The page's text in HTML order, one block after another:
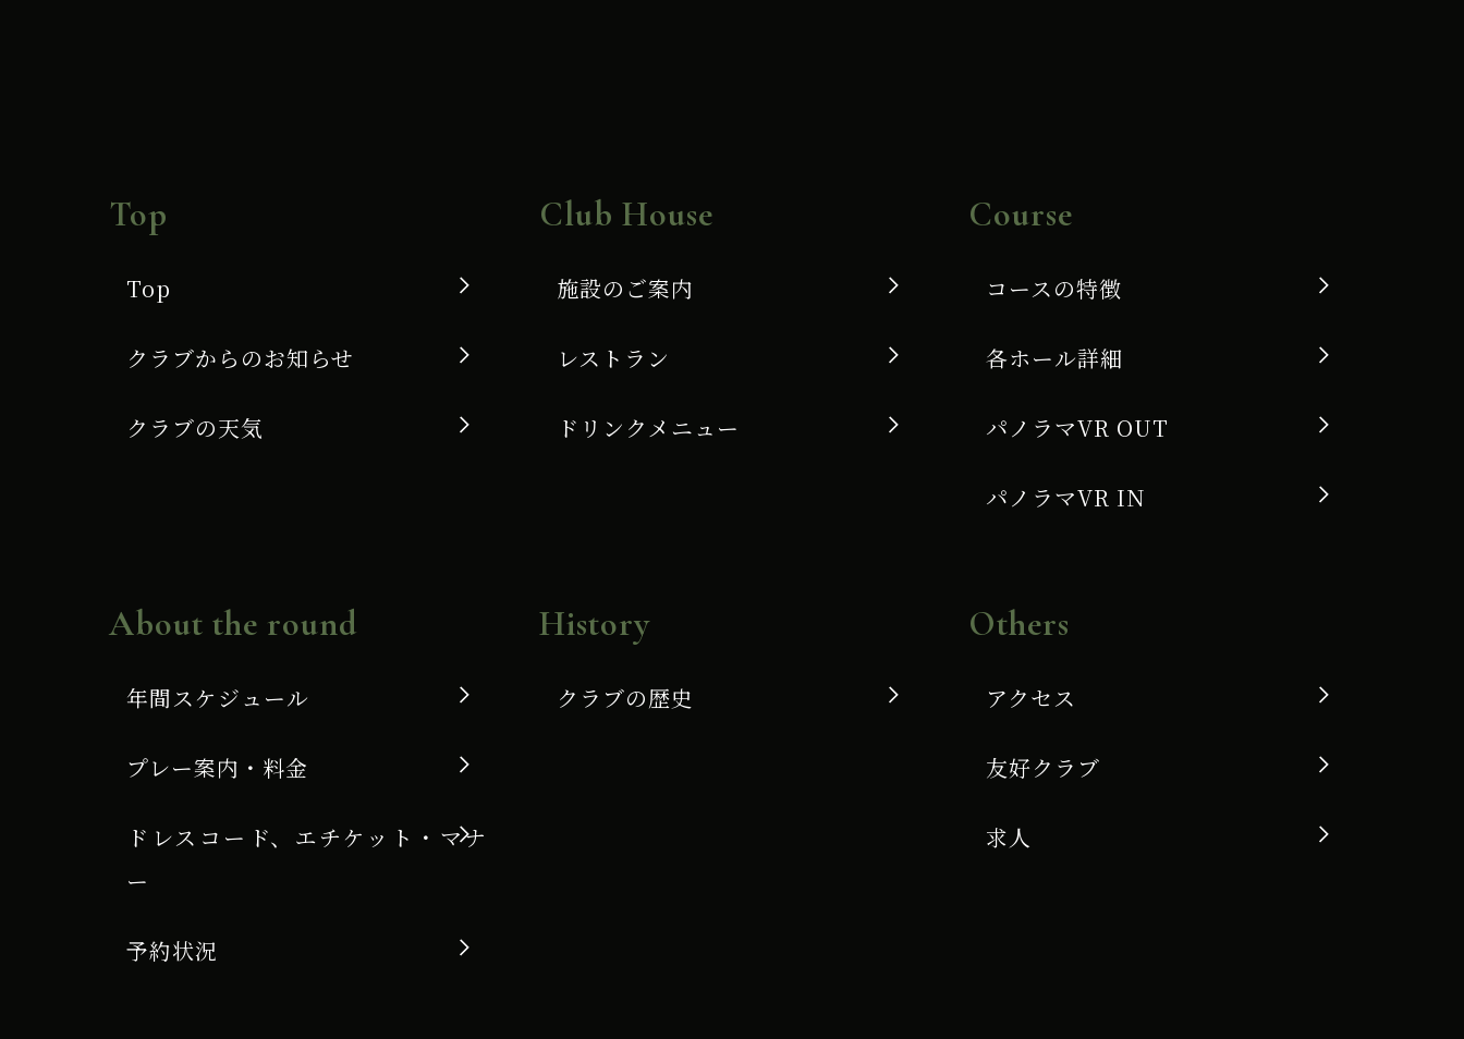
Top
Top
クラブからのお知らせ
クラブの天気
Club House
施設のご案内
レストラン
ドリンクメニュー
Course
コースの特徴
各ホール詳細
パノラマVR OUT
パノラマVR IN
About the round
年間スケジュール
プレー案内・料金
ドレスコード、エチケット・マナ
ー
予約状況
History
クラブの歴史
Others
アクセス
友好クラブ
求人